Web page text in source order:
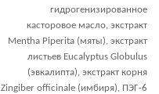
гидрогенизированное
касторовое масло, экстракт
Mentha Piperita (мяты), экстракт
листьев Eucalyptus Globulus
(эвкалипта), экстракт корня
Zingiber officinale (имбиря), ПЭГ-6